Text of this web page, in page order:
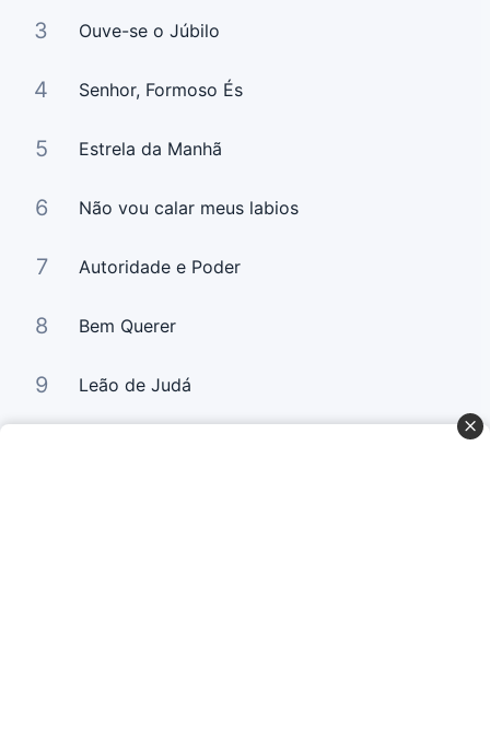
3 Ouve-se o Júbilo
4 Senhor, Formoso És
5 Estrela da Manhã
6 Não vou calar meus labios
7 Autoridade e Poder
8 Bem Querer
9 Leão de Judá